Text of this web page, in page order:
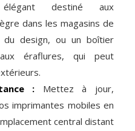
destiné aux
dans les magasins de
du design, ou un boîtier
éraflures, qui peut
: Mettez à jour,
imprimantes mobiles en
central distant